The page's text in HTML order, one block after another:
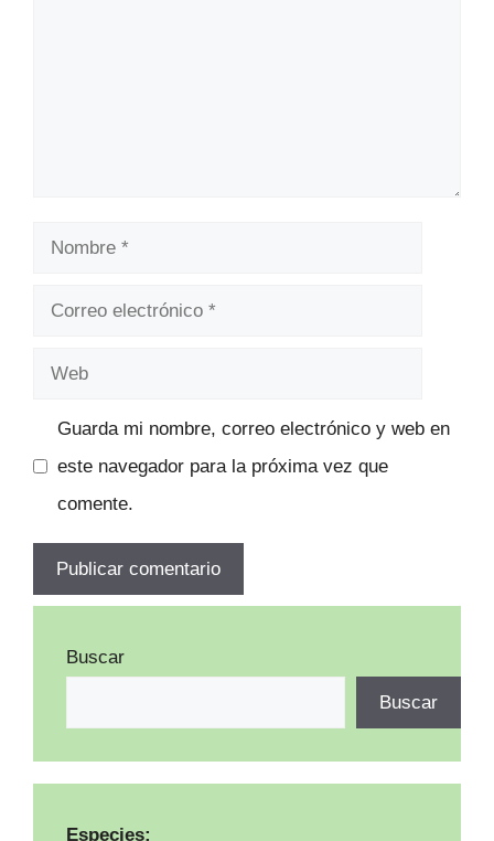
Nombre
Correo
Web
Guarda mi nombre, correo electrónico y web en
este navegador para la próxima vez que
comente.
Buscar
Buscar
Especies: